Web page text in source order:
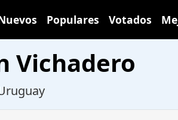
Populares Votados
Vichadero